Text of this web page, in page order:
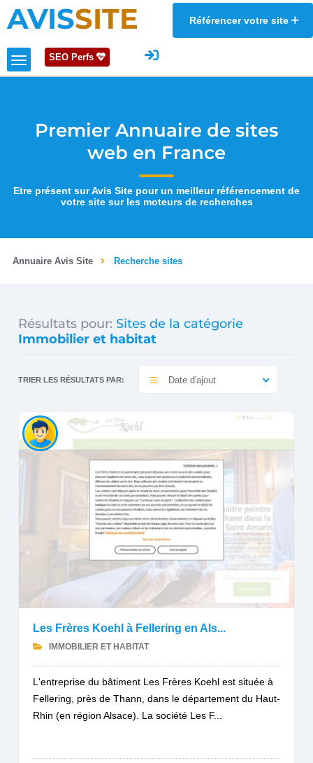
AVISSITE Référencer votre site
SEO Perfs
Premier Annuaire de sites
web en France
Etre présent sur Avis Site pour un meilleur référencement de
votre site sur les moteurs de recherches
Annuaire Avis Site Recherche sites
Résultats pour: Sites de la catégorie
Immobilier et habitat
TRIER LES RÉSULTATS PAR: Date d'ajout
Les Frères Koehl à Fellering en Als...
IMMOBILIER ET HABITAT
L'entreprise du bâtiment Les Frères Koehl est située à
Fellering, près de Thann, dans le département du Haut-
Rhin (en région Alsace). La société Les F...